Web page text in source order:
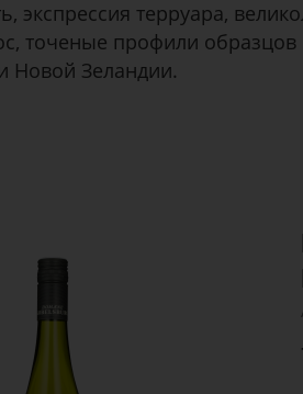
экспрессия терруара,
точеные профили
Новой Зеландии.